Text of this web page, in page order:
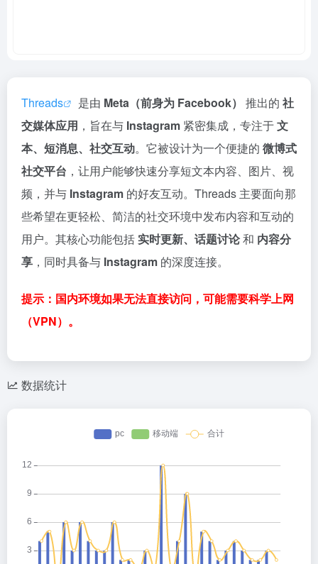
Threads 是由 Meta（前身为 Facebook） 推出的 社
交媒体应用 ，旨在与 Instagram 紧密集成，专注于文
本、短消息、社交互动。它被设计为一个便捷的 微博式
社交平台 ，让用户能够快速分享短文本内容、图片、视
频，并与 Instagram 的好友互动。Threads 主要面向那
些希望在更轻松、简洁的社交环境中发布内容和互动的
用户。其核心功能包括实时更新、话题讨论和 内容分
享 ，同时具备与 Instagram 的深度连接。
提示：国内环境如果无法直接访问，可能需要科学上网
（VPN）。
数据统计